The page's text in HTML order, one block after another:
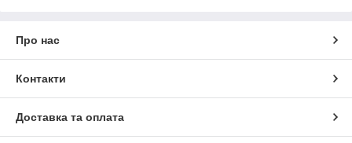
Про нас
Контакти
Доставка та оплата